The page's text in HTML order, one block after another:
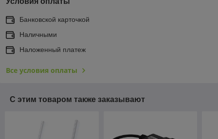
Банковской карточкой
Наличными
Наложенный платеж
Все условия оплаты
С этим товаром также заказывают